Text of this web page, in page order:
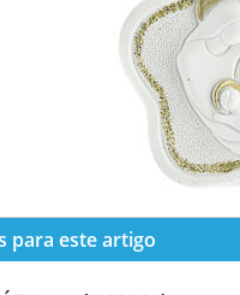
para este artigo